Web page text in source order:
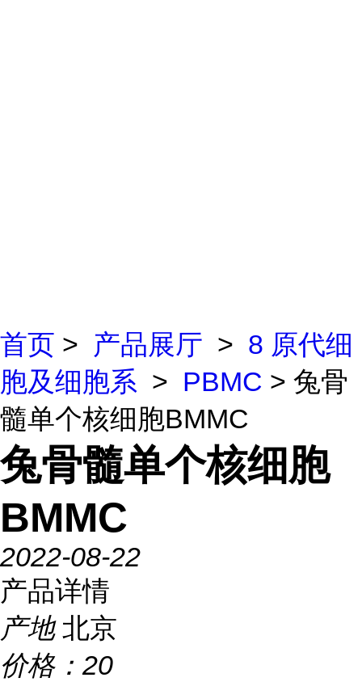
首页 > 产品展厅 > 8 原代细
胞及细胞系 > PBMC > 兔骨
髓单个核细胞BMMC
兔骨髓单个核细胞
BMMC
2022-08-22
产品详情
产地 北京
价格： 20